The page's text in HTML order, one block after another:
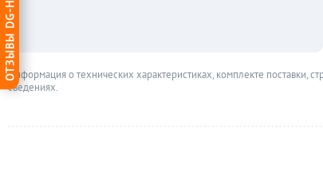
ОТЗЫВЫ DG-HOME
Информация о технических характеристиках, комплекте поставки,
сведениях.